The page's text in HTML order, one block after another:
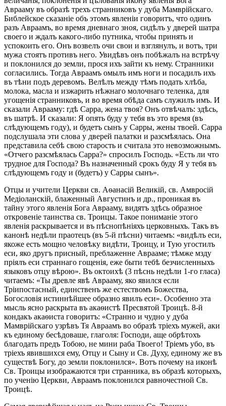
Аврааму въ образѣ трехъ странниковъ у дуба Мамврійскаго.
Библейское сказаніе объ этомъ явленіи говоритъ, что одинъ
разъ Авраамъ, во время дневнаго зноя, сидѣлъ у дверей шатра
своего и ждалъ какого-либо путника, чтобы принять и
успокоить его. Онъ возвелъ очи свои и взглянулъ, и вотъ, три
мужа стоятъ противъ него. Увидѣвъ онъ побѣжалъ на встрѣчу
и поклонился до земли, прося ихъ зайти къ нему. Странники
согласились. Тогда Авраамъ омылъ имъ ноги и посадилъ ихъ
въ тѣни подъ деревомъ. Велѣлъ между тѣмъ подать хлѣба,
молока, масла и изжарить нѣжнаго молочнаго теленка, для
угощенія странниковъ, и во время обѣда самъ служилъ имъ. И
сказали Аврааму: гдѣ Сарра, жена твоя? Онъ отвѣчалъ: здѣсь,
въ шатрѣ. И сказали: Я опять буду у тебя въ это время (въ
слѣдующемъ году), и будетъ сынъ у Сарры, жены твоей. Сарра
подслушала эти слова у дверей палатки и разсмѣялась. Она
представила себѣ свою старость и считала это невозможнымъ.
«Отчего разсмѣялась Сарра?» спросилъ Господь. «Есть ли что
трудное для Господа? Въ назначенный срокъ буду Я у тебя въ
слѣдующемъ году и (будетъ) у Сарры сынъ».
Отцы и учители Церкви св. Аѳанасій Великій, св. Амвросій
Медіоланскій, блаженный Августинъ и др., проникая въ
тайну этого явленія Бога Аврааму, видятъ здѣсь образное
откровеніе таинства св. Троицы. Такое пониманіе этого
явленія раскрывается и въ пѣснопѣніяхъ церковныхъ. Такъ въ
канонѣ недѣли праотецъ (въ 5-й пѣсни) читаемъ: «видѣлъ еси,
якоже есть мощно человѣку видѣти, Троицу, и Тую угостилъ
еси, яко другъ присный, преблаженне Аврааме; тѣмже мзду
пріялъ еси страннаго гощенія, еже быти тебѣ безчисленныхъ
языковъ отцу вѣрою». Въ октоихѣ (3 пѣснь недѣли 1-го гласа)
читаемъ: «Ты древле явѣ Аврааму, яко явился если
Тріипостасный, единственъ же естествомъ Божества,
Богословія истиннѣйшее образно явилъ еси». Особенно эта
мысль ясно раскрыта въ акаѳистѣ Пресвятой Троицѣ. 8-й
кондакъ акаѳиста говоритъ: «Странно и чудно у дуба
Мамврійскаго узрѣвъ Тя Авраамъ во образѣ тріехъ мужей, аки
къ единому бесѣдоваше, глаголя: Господи, аще обрѣтохъ
благодать предъ Тобою, не мини раба Твоего! Тріемъ убо, въ
тріехъ явившихся ему, Отцу и Сыну и Св. Духу, единому же въ
существѣ Богу, до земли поклонился». Вотъ почему на иконѣ
Св. Троицы изображаются три странника, въ образѣ которыхъ,
по ученію Церкви, Авраамъ поклонился равночестной Св.
Троицѣ.